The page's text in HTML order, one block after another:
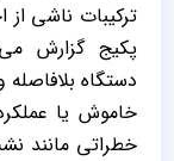
ترکیبات ناشی از
پکیج گزارش
دستگاه
خاموش یا
خطراتی مانند